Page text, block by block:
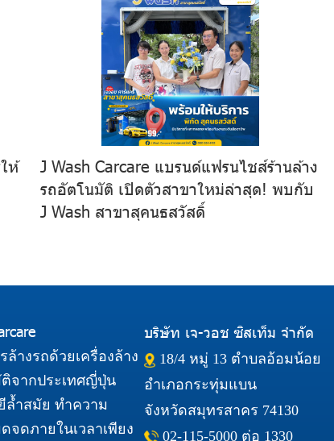
ห้
J Wash Carcare แบรนด์แฟรนไชส์ร้านล้าง
รถอัตโนมัติ เปิดตัวสาขาใหม่ล่าสุด! พบกับ
J Wash สาขาสุคนธสวัสดิ์
ล้างรถด้วยเครื่องล้าง
จากประเทศญี่ปุ่น
ล้ำสมัย ทำความ
จดภายในเวลาเพียง
บริษัท เจ-วอช ซิสเท็ม จำกัด
18/4 หมู่ 13 ตำบลอ้อมน้อย
อำเภอกระทุ่มแบน
จังหวัดสมุทรสาคร 74130
02-115-5000 ต่อ 1330